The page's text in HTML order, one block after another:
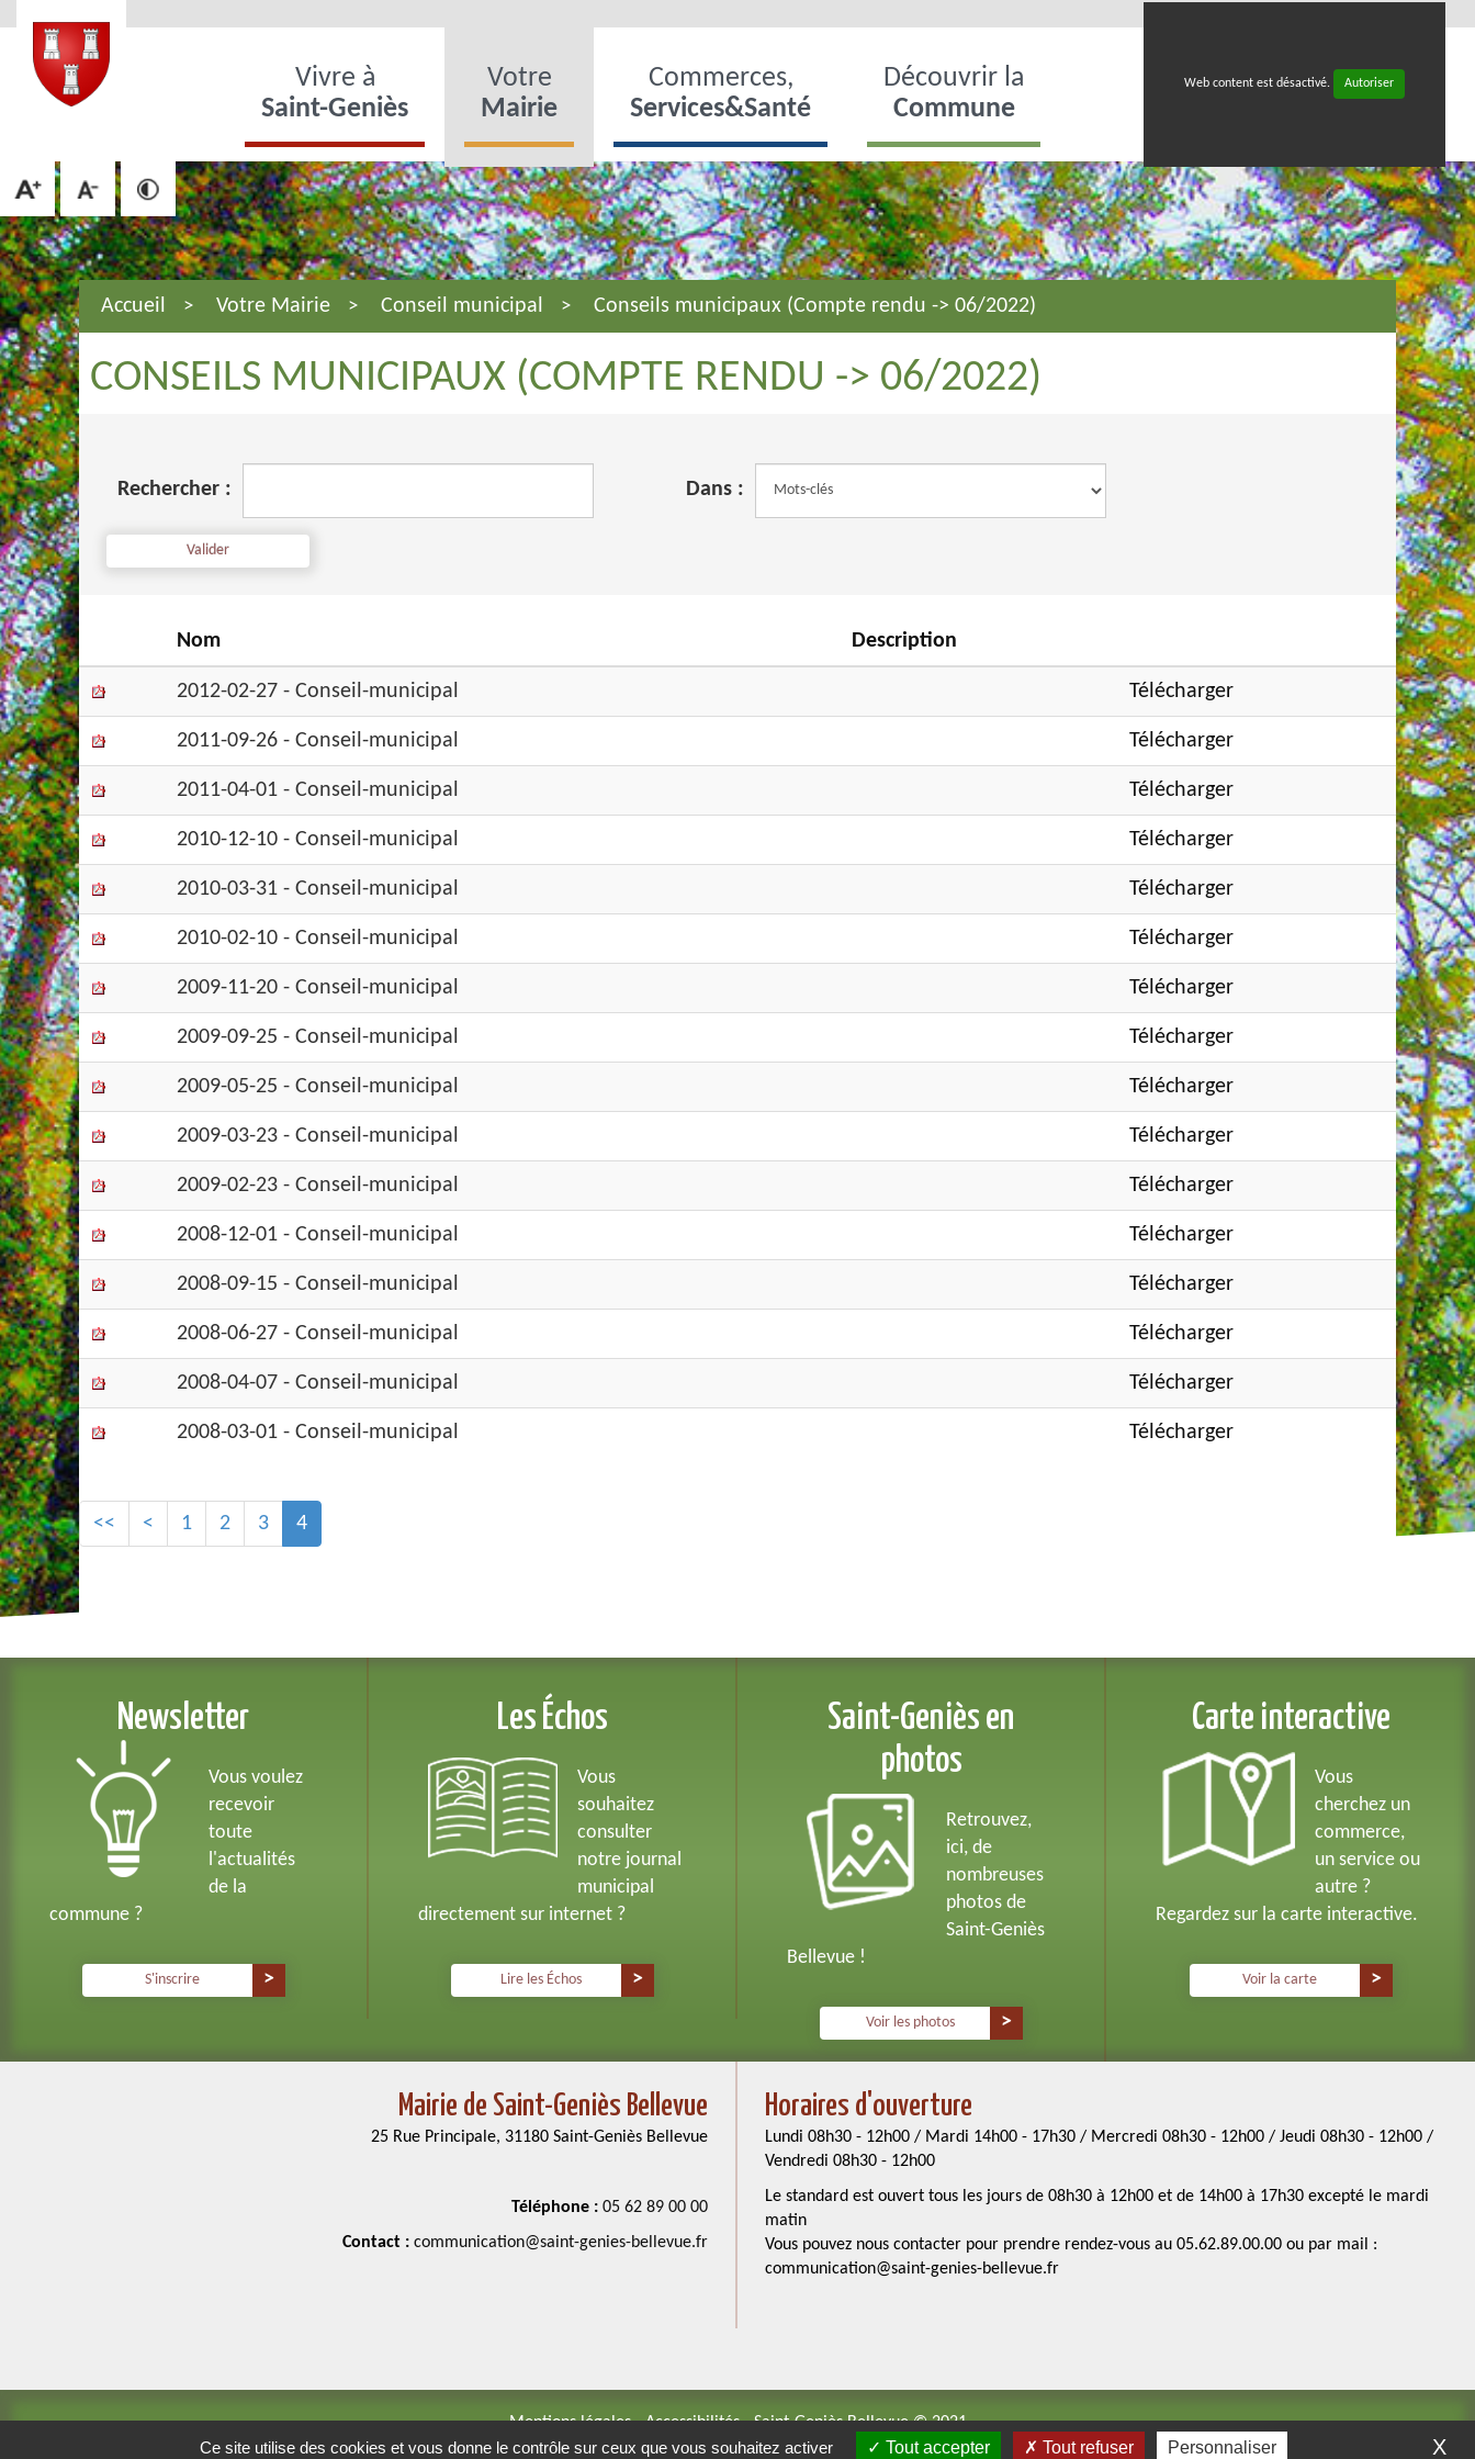
Vivre à
Saint-Geniès
Votre
Mairie
Commerces,
Services&Santé
Découvrir la
Commune
Web content est désactivé. Autoriser
Accueil Votre Mairie Conseil municipal Conseils municipaux (Compte rendu -> 06/2022)
CONSEILS MUNICIPAUX (COMPTE RENDU -> 06/2022)
Rechercher : Dans :
Nom Description
2012-02-27 - Conseil-municipal Télécharger
2011-09-26 - Conseil-municipal Télécharger
2011-04-01 - Conseil-municipal Télécharger
2010-12-10 - Conseil-municipal Télécharger
2010-03-31 - Conseil-municipal Télécharger
2010-02-10 - Conseil-municipal Télécharger
2009-11-20 - Conseil-municipal Télécharger
2009-09-25 - Conseil-municipal Télécharger
2009-05-25 - Conseil-municipal Télécharger
2009-03-23 - Conseil-municipal Télécharger
2009-02-23 - Conseil-municipal Télécharger
2008-12-01 - Conseil-municipal Télécharger
2008-09-15 - Conseil-municipal Télécharger
2008-06-27 - Conseil-municipal Télécharger
2008-04-07 - Conseil-municipal Télécharger
2008-03-01 - Conseil-municipal Télécharger
<< < 1 2 3 4
Newsletter
Vous voulez
recevoir
toute
l'actualités
de la
commune ?
S'inscrire
Les Échos
Vous
souhaitez
consulter
notre journal
municipal
directement sur internet ?
Lire les Échos
Saint-Geniès en
photos
Retrouvez,
ici, de
nombreuses
photos de
Saint-Geniès
Bellevue !
Voir les photos
Carte interactive
Vous
cherchez un
commerce,
un service ou
autre ?
Regardez sur la carte interactive.
Voir la carte
Mairie de Saint-Geniès Bellevue
25 Rue Principale, 31180 Saint-Geniès Bellevue
Téléphone : 05 62 89 00 00
Contact : communication@saint-genies-bellevue.fr
Horaires d'ouverture
Lundi 08h30 - 12h00 / Mardi 14h00 - 17h30 / Mercredi 08h30 - 12h00 / Jeudi 08h30 - 12h00 /
Vendredi 08h30 - 12h00
Le standard est ouvert tous les jours de 08h30 à 12h00 et de 14h00 à 17h30 excepté le mardi
matin
Vous pouvez nous contacter pour prendre rendez-vous au 05.62.89.00.00 ou par mail :
communication@saint-genies-bellevue.fr
Mentions légales-Accessibilités- Saint-Geniès Bellevue © 2021
Conception JVS-Mairistem avecWeeCity X
Ce site utilise des cookies et vous donne le contrôle sur ceux que vous souhaitez activer Tout accepter Tout refuser Personnaliser